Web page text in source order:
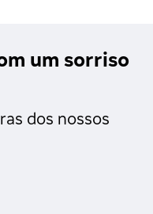
um sorriso
dos nossos